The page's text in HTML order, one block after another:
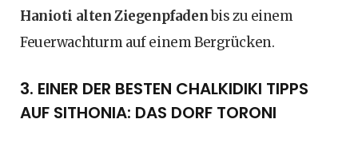
Hanioti alten Ziegenpfadenbis zu einem
Feuerwachturm auf einem Bergrücken.
3. EINER DER BESTEN CHALKIDIKI TIPPS
AUF SITHONIA: DAS DORF TORONI